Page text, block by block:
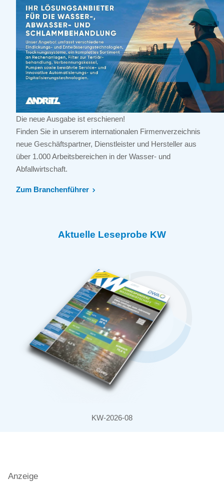
Die neue Ausgabe ist erschienen!
Finden Sie in unserem internationalen Firmenverzeichnis
neue Geschäftspartner, Dienstleister und Hersteller aus
über 1.000 Arbeitsbereichen in der Wasser- und
Abfallwirtschaft.
Zum Branchenführer
Aktuelle Leseprobe KW
KW-2026-08
Anzeige